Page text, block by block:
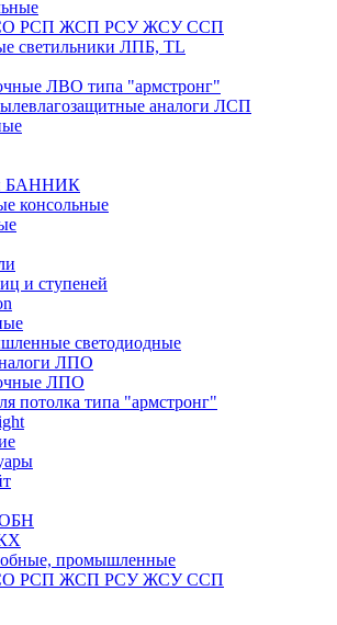
РСП ЖСП РСУ ЖСУ ССП
светильники ЛПБ, TL
ЛВО типа "армстронг"
аналоги ЛСП
БАННИК
консольные
и ступеней
светодиодные
ЛПО
ЛПО
потолка типа "армстронг"
промышленные
РСП ЖСП РСУ ЖСУ ССП